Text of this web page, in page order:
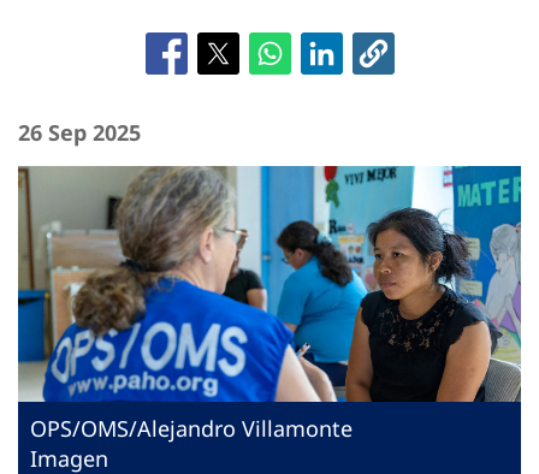
26 Sep 2025
OPS/OMS/Alejandro Villamonte
Imagen